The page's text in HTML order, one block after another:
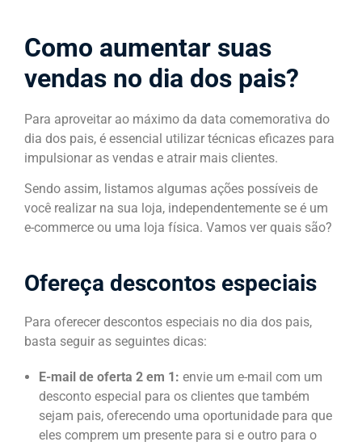
Como aumentar suas
vendas no dia dos pais?
Para aproveitar ao máximo da data comemorativa do
dia dos pais, é essencial utilizar técnicas eficazes para
impulsionar as vendas e atrair mais clientes.
Sendo assim, listamos algumas ações possíveis de
você realizar na sua loja, independentemente se é um
e-commerce ou uma loja física. Vamos ver quais são?
Ofereça descontos especiais
Para oferecer descontos especiais no dia dos pais,
basta seguir as seguintes dicas:
E-mail de oferta 2 em 1: envie um e-mail com um
desconto especial para os clientes que também
sejam pais, oferecendo uma oportunidade para que
eles comprem um presente para si e outro para o